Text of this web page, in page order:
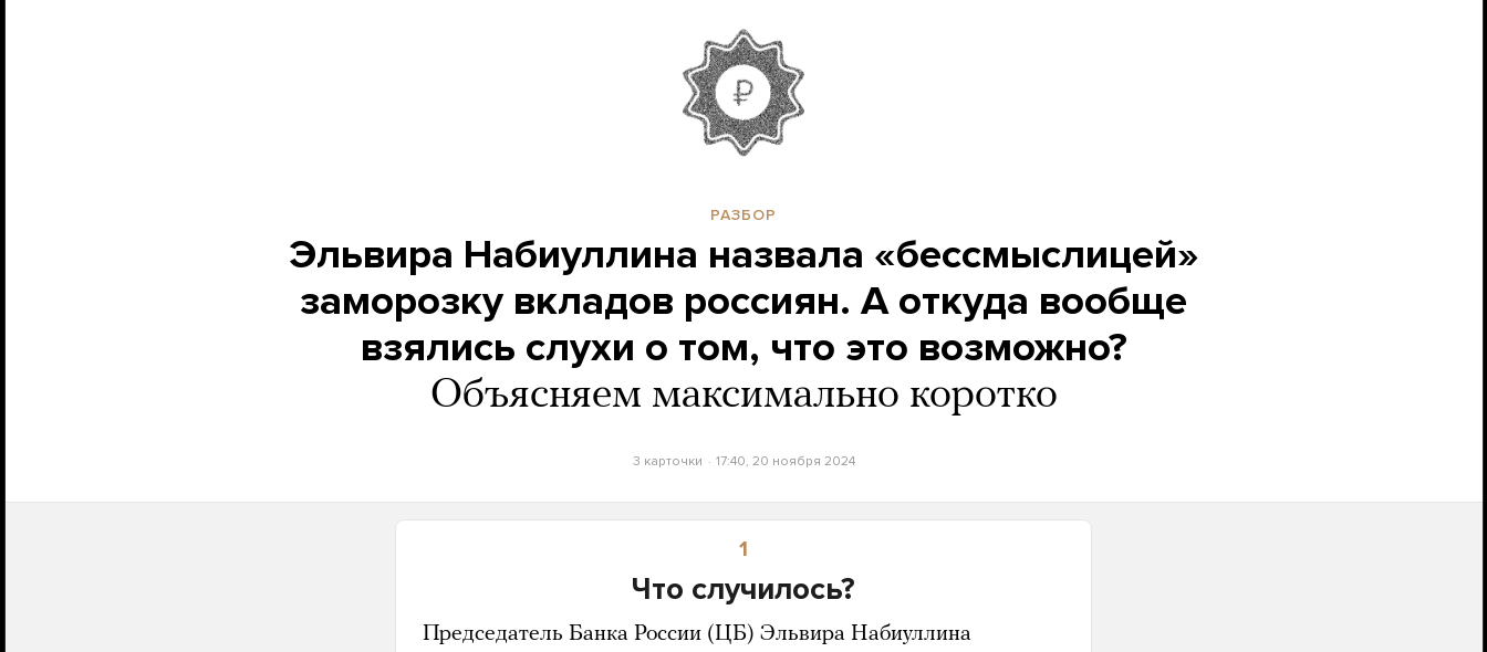
РАЗБОР
Эльвира Набиуллина назвала «бессмыслицей»
заморозку вкладов россиян. А откуда вообще
взялись слухи о том, что это возможно?
Объясняем максимально коротко
3 карточки 17:40, 20 ноября 2024
1
Что случилось?
Председатель Банка России (ЦБ) Эльвира Набиуллина